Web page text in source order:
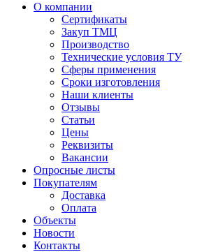
О компании
Сертификаты
Закуп ТМЦ
Производство
Технические условия ТУ
Сферы применения
Сроки изготовления
Наши клиенты
Отзывы
Статьи
Цены
Реквизиты
Вакансии
Опросные листы
Покупателям
Доставка
Оплата
Объекты
Новости
Контакты